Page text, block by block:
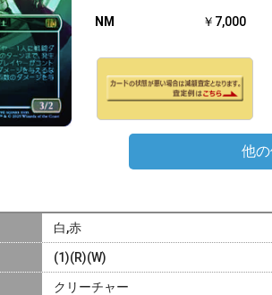
NM ￥7,000
他
白,赤
(1)(R)(W)
クリーチャー